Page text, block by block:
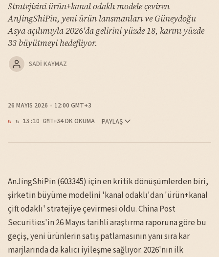
Stratejisini ürün+kanal odaklı modele çeviren
AnJingShiPin, yeni ürün lansmanları ve Güneydoğu
Asya açılımıyla 2026'da gelirini yüzde 18, karını yüzde
33 büyütmeyi hedefliyor.
SADI KAYMAZ
26 MAYIS 2026 12:00 GMT+3
↻ 13:10 GMT+34 DK OKUMA PAYLAŞ
AnJingShiPin (603345) için en kritik dönüşümlerden biri,
şirketin büyüme modelini 'kanal odaklı'dan 'ürün+kanal
çift odaklı' stratejiye çevirmesi oldu. China Post
Securities'in 26 Mayıs tarihli araştırma raporuna göre bu
geçiş, yeni ürünlerin satış patlamasının yanı sıra kar
marjlarında da kalıcı iyileşme sağlıyor. 2026'nın ilk